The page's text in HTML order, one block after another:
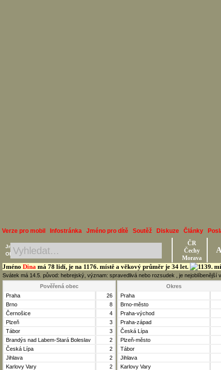
Verze pro mobil Infostránka Jméno pro dítě Soutěž Diskuze Články
Jméno Dina má 78 lidí, je na 1176. místě a věkový průměr je 34 let.
Svátek má 14.5. původ: hebrejský, význam: spravedlivá nebo rozsudek , je
Jméno, Příjmení, Obec
Okres, Kraj, Ročník
ČR
Čechy
Morava
Pověřená obec
Praha
26
Brno
8
Černošice
4
Plzeň
3
Tábor
3
Brandýs nad Labem-Stará Boleslav
2
Česká Lípa
2
Jihlava
2
Karlovy Vary
2
Okres
Praha
Brno-město
Praha-východ
Praha-západ
Česká Lípa
Plzeň-město
Tábor
Jihlava
Karlovy Vary